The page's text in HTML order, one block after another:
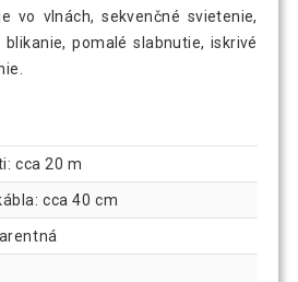
vo vlnách, sekvenčné svietenie,
pomalé slabnutie, iskrivé
cca 20 m
cca 40 cm